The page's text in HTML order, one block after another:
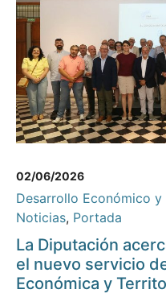
02/06/2026
Desarrollo Económico
Noticias, Portada
La Diputación
el nuevo servicio
Económica y